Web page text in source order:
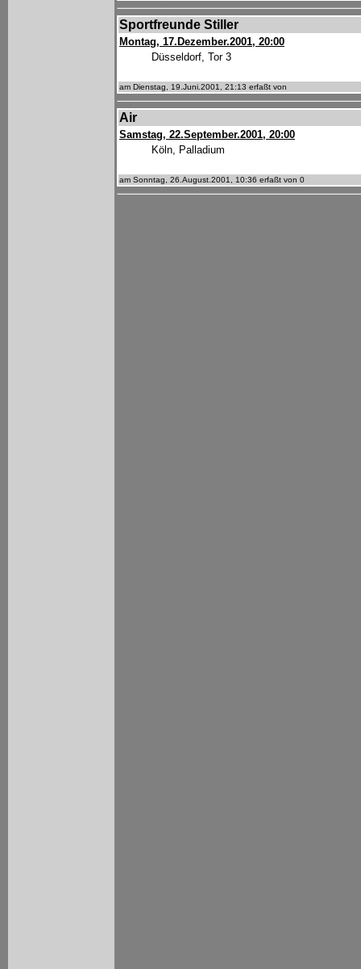
Sportfreunde Stiller
Montag, 17.Dezember.2001, 20:00
Düsseldorf, Tor 3
am Dienstag, 19.Juni.2001, 21:13 erfaßt von
Air
Samstag, 22.September.2001, 20:00
Köln, Palladium
am Sonntag, 26.August.2001, 10:36 erfaßt von 0